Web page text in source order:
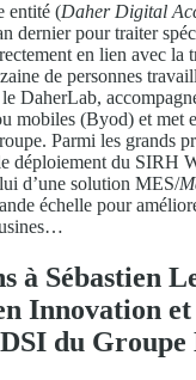
entité (Daher Digital
dernier pour traiter
en lien avec la
de personnes
DaherLab,
mobiles (Byod) et met
Parmi les grands
déploiement du SIRH
d’une solution MES/
échelle pour
à Sébastien
Innovation
du Groupe